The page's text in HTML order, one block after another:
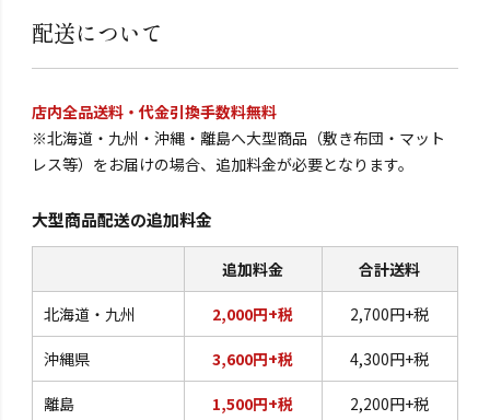
配送について
店内全品送料・代金引換手数料無料
※北海道・九州・沖縄・離島へ大型商品（敷き布団・マット
レス等）をお届けの場合、追加料金が必要となります。
大型商品配送の追加料金
追加料金 合計送料
北海道・九州 2,000円+税 2,700円+税
沖縄県 3,600円+税 4,300円+税
離島 1,500円+税 2,200円+税